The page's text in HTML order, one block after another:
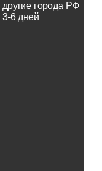
другие города РФ
3-6 дней